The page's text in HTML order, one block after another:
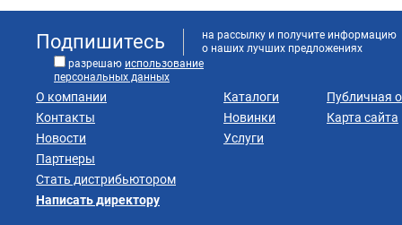
Подпишитесь
на рассылку и получите информацию
о наших лучших предложениях
разрешаю использование
персональных данных
О компании
Контакты
Новости
Партнеры
Стать дистрибьютором
Каталоги
Новинки
Услуги
Публичная
Карта сайта
Написать директору